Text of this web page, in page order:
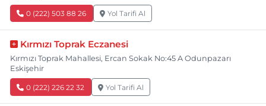
0 (222) 503 88 26 Yol Tarifi Al
Kırmızı Toprak Eczanesi
Kırmızı Toprak Mahallesi, Ercan Sokak No:45 A Odunpazarı
Eskişehir
0 (222) 226 22 32 Yol Tarifi Al